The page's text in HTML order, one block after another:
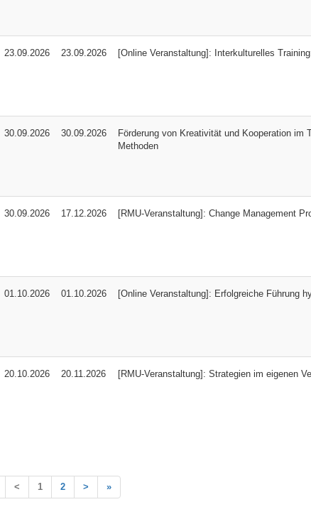
23.09.2026 23.09.2026 [Online Veranstaltung]: Interkulturelles
30.09.2026 30.09.2026
Förderung von Kreativität und Kooperation im
Methoden
30.09.2026 17.12.2026 [RMU-Veranstaltung]: Change Management
01.10.2026 01.10.2026 [Online Veranstaltung]: Erfolgreiche Führung
20.10.2026 20.11.2026 [RMU-Veranstaltung]: Strategien im eigenen
< 1 2 > »